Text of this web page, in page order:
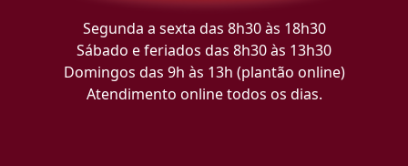
Segunda a sexta das 8h30 às 18h30
Sábado e feriados das 8h30 às 13h30
Domingos das 9h às 13h (plantão online)
Atendimento online todos os dias.